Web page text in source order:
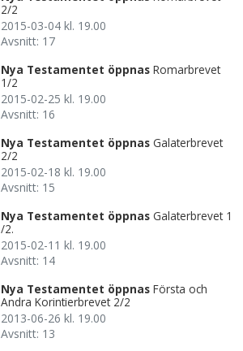
2/2
2015-03-04 kl. 19.00
Avsnitt: 17
Nya Testamentet öppnas Romarbrevet
1/2
2015-02-25 kl. 19.00
Avsnitt: 16
Nya Testamentet öppnas Galaterbrevet
2/2
2015-02-18 kl. 19.00
Avsnitt: 15
Nya Testamentet öppnas Galaterbrevet 1
/2.
2015-02-11 kl. 19.00
Avsnitt: 14
Nya Testamentet öppnas Första och
Andra Korintierbrevet 2/2
2013-06-26 kl. 19.00
Avsnitt: 13